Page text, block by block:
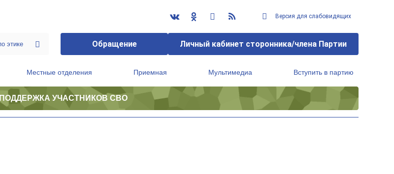
Версия для слабовидящих
Обращение Личный кабинет сторонника/члена Партии
Местные отделения Приемная Мультимедиа Вступить в партию
ПОДДЕРЖКА УЧАСТНИКОВ СВО